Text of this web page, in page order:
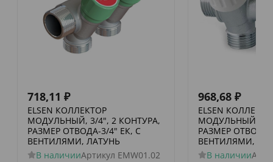
718,11 ₽
ELSEN КОЛЛЕКТОР
МОДУЛЬНЫЙ, 3/4", 2 КОНТУРА,
РАЗМЕР ОТВОДА-3/4" ЕК, С
ВЕНТИЛЯМИ, ЛАТУНЬ
В наличииАртикул EMW01.02
968,68 ₽
ELSEN
МОДУЛЬНЫЙ, 3/
РАЗМЕР ОТВОДА-
ВЕНТИЛЯМИ,
В наличии